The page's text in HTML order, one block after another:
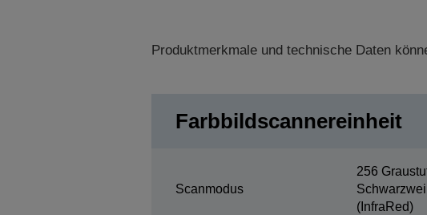
Produktmerkmale und technische Daten
Farbbildscannereinheit
Scanmodus
256
(InfraRed)